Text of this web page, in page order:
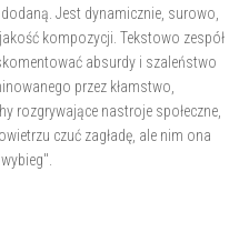
Jest dynamicznie, surowo,
kompozycji. Tekstowo zespół
absurdy i szaleństwo
przez kłamstwo,
rozgrywające nastroje społeczne,
czuć zagładę, ale nim ona